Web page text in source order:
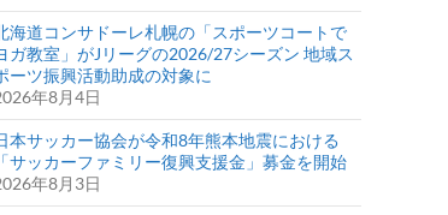
海道コンサドーレ札幌の「スポーツコートで
ガ教室」がJリーグの2026/27シーズン 地域ス
ーツ振興活動助成の対象に
年8月4日
本サッカー協会が令和8年熊本地震における
「サッカーファミリー復興支援金」募金を開始
年8月3日